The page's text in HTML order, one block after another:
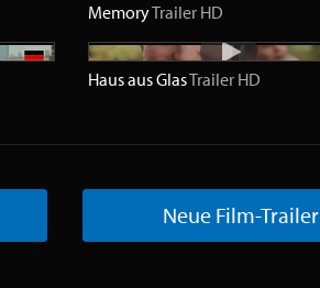
MemoryTrailer HD
Haus aus GlasTrailer HD
Neue Film-Trailer